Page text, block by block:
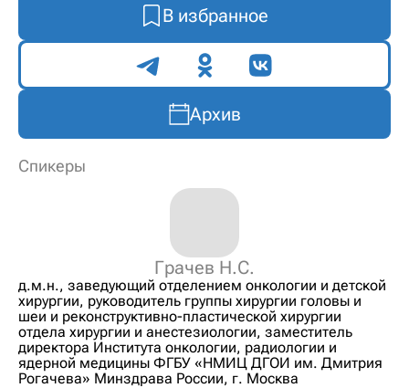
В избранное
Поделиться
Архив
Спикеры
Грачев Н.С.
д.м.н., заведующий отделением онкологии и детской
хирургии, руководитель группы хирургии головы и
шеи и реконструктивно-пластической хирургии
отдела хирургии и анестезиологии, заместитель
директора Института онкологии, радиологии и
ядерной медицины ФГБУ «НМИЦ ДГОИ им. Дмитрия
Рогачева» Минздрава России, г. Москва